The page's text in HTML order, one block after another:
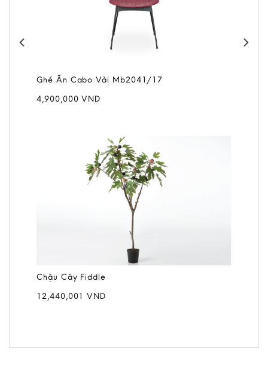
Ghế Ăn Cabo Vải Mb2041/17
4,900,000VND
Chậu Cây Fiddle
12,440,001VND